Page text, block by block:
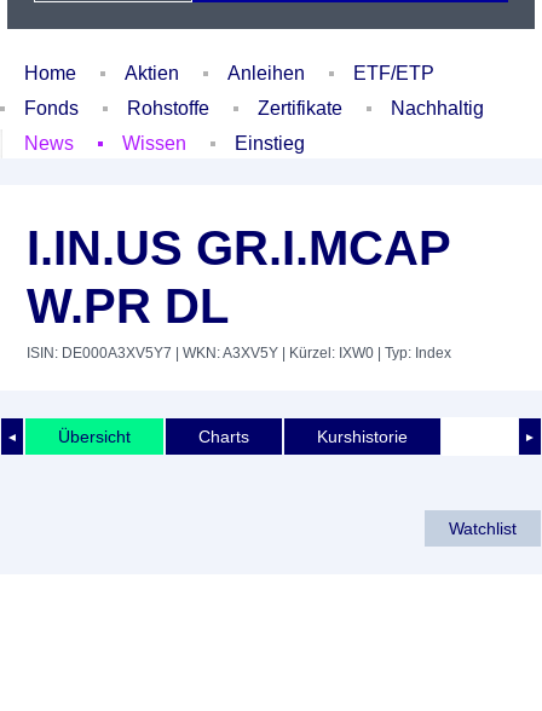
Home Aktien Anleihen
ETF/ETP
Fonds
Rohstoffe Zertifikate
Nachhaltig
News
Wissen Einstieg
I.IN.US GR.I.MCAP
W.PR DL
ISIN: DE000A3XV5Y7 | WKN: A3XV5Y | Kürzel: IXW0 | Typ: Index
◄ ►
Übersicht Charts Kurshistorie
Watchlist